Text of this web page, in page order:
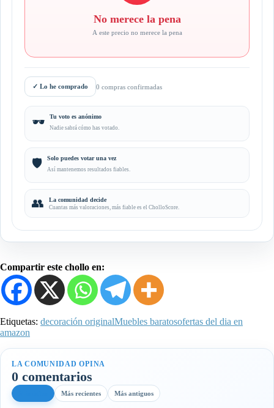
No merece la pena
A este precio no merece la pena
✓ Lo he comprado 0 compras confirmadas
🕶️ Tu voto es anónimo
Nadie sabrá cómo has votado.
🛡️ Solo puedes votar una vez
Así mantenemos resultados fiables.
👥 La comunidad decide
Cuantas más valoraciones, más fiable es el CholloScore.
Compartir este chollo en:
Etiquetas: decoración originalMuebles baratosofertas del dia en
amazon
LA COMUNIDAD OPINA
0 comentarios
Más recientes Más antiguos